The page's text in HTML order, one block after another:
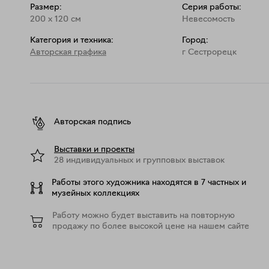
Размер:
200 x 120 см
Категория и техника:
Авторская графика
Серия работы:
Невесомость
Город:
г Сестрорецк
Авторская подпись
Выставки и проекты
28 индивидуальных и групповых выставок
Работы этого художника находятся в 7 частных и
музейных коллекциях
Работу можно будет выставить на повторную
продажу по более высокой цене на нашем сайте